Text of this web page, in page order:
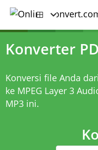
Konverter
Konversi file Anda
ke MPEG Layer 3
MP3ini.